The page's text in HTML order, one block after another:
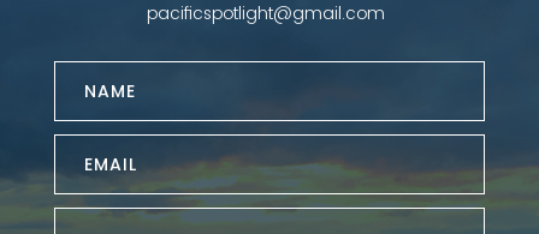
pacificspotlight@gmail.com